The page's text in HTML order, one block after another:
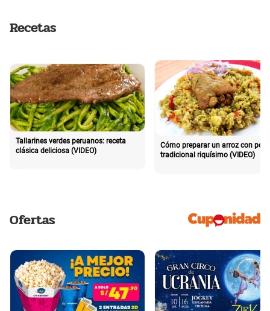
Recetas
Tallarines verdes peruanos: receta
clásica deliciosa (VIDEO)
Cómo preparar un arroz con pollo
tradicional riquísimo (VIDEO)
Ofertas